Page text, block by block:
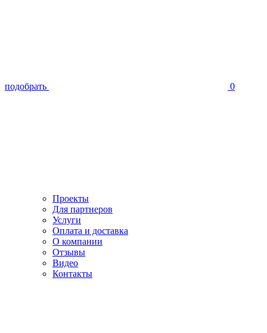
подобрать 0
Проекты
Для партнеров
Услуги
Оплата и доставка
О компании
Отзывы
Видео
Контакты